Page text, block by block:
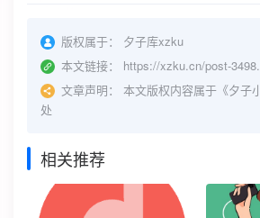
版权属于：
夕子库xzku
本文链接：
https://xzku.cn/post-
文章声明：
本文版权内容属于《夕子
处
相关推荐